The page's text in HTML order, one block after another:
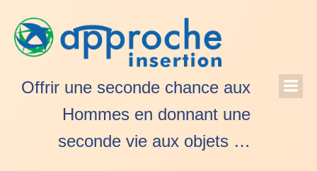
Offrir une seconde chance aux
Hommes en donnant une
seconde vie aux objets …